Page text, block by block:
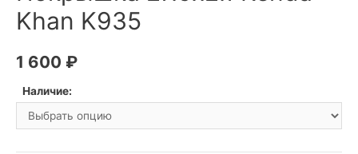
Khan K935
1 600 ₽
Наличие: